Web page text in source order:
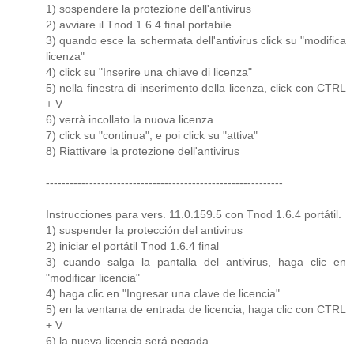
1) sospendere la protezione dell'antivirus
2) avviare il Tnod 1.6.4 final portabile
3) quando esce la schermata dell'antivirus click su "modifica
licenza"
4) click su "Inserire una chiave di licenza"
5) nella finestra di inserimento della licenza, click con CTRL
+ V
6) verrà incollato la nuova licenza
7) click su "continua", e poi click su "attiva"
8) Riattivare la protezione dell'antivirus
------------------------------------------------------------
Instrucciones para vers. 11.0.159.5 con Tnod 1.6.4 portátil.
1) suspender la protección del antivirus
2) iniciar el portátil Tnod 1.6.4 final
3) cuando salga la pantalla del antivirus, haga clic en
"modificar licencia"
4) haga clic en "Ingresar una clave de licencia"
5) en la ventana de entrada de licencia, haga clic con CTRL
+ V
6) la nueva licencia será pegada